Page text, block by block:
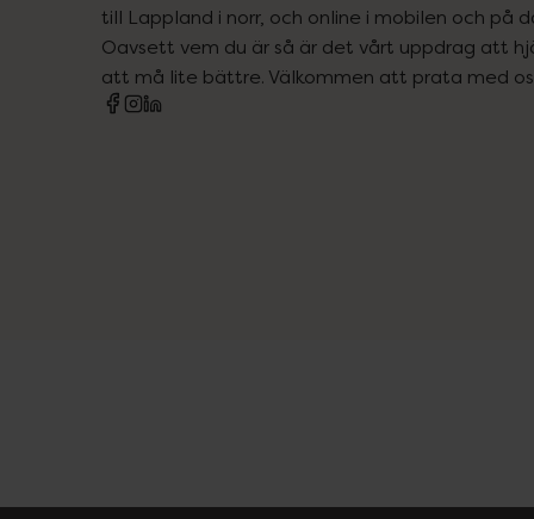
till Lappland i norr, och online i mobilen och på
Oavsett vem du är så är det vårt uppdrag att
att må lite bättre. Välkommen att prata med